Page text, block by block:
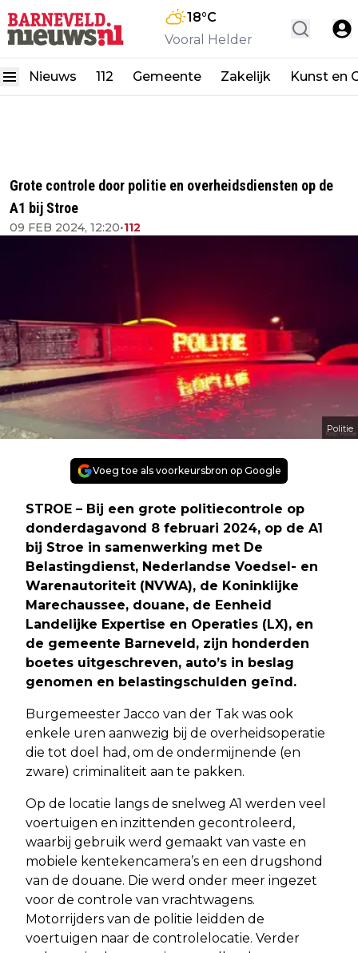
18°C
Vooral Helder
Nieuws 112 Gemeente Zakelijk Kunst en
Grote controle door politie en overheidsdiensten op de
A1 bij Stroe
09 FEB 2024, 12:20•112
Politie
Voeg toe als voorkeursbron op Google
STROE – Bij een grote politiecontrole op
donderdagavond 8 februari 2024, op de A1
bij Stroe in samenwerking met De
Belastingdienst, Nederlandse Voedsel- en
Warenautoriteit (NVWA), de Koninklijke
Marechaussee, douane, de Eenheid
Landelijke Expertise en Operaties (LX), en
de gemeente Barneveld, zijn honderden
boetes uitgeschreven, auto’s in beslag
genomen en belastingschulden geïnd.
Burgemeester Jacco van der Tak was ook
enkele uren aanwezig bij de overheidsoperatie
die tot doel had, om de ondermijnende (en
zware) criminaliteit aan te pakken.
Op de locatie langs de snelweg A1 werden veel
voertuigen en inzittenden gecontroleerd,
waarbij gebruik werd gemaakt van vaste en
mobiele kentekencamera’s en een drugshond
van de douane. Die werd onder meer ingezet
voor de controle van vrachtwagens.
Motorrijders van de politie leidden de
voertuigen naar de controlelocatie. Verder